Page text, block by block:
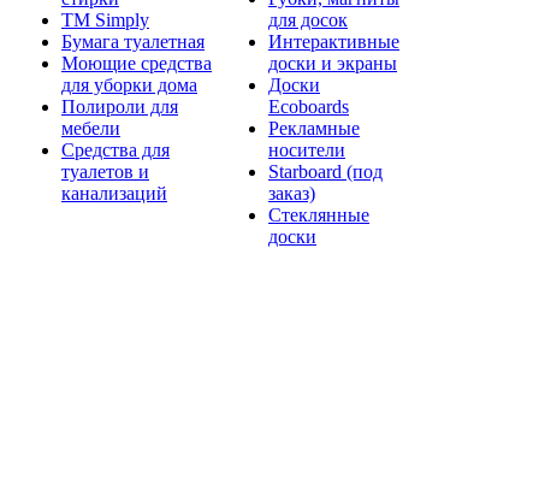
TM Simply
Бумага туалетная
Моющие средства
для уборки дома
Полироли для
мебели
Средства для
туалетов и
канализаций
для досок
Интерактивные
доски и экраны
Доски
Ecoboards
Рекламные
носители
Starboard (под
заказ)
Стеклянные
доски